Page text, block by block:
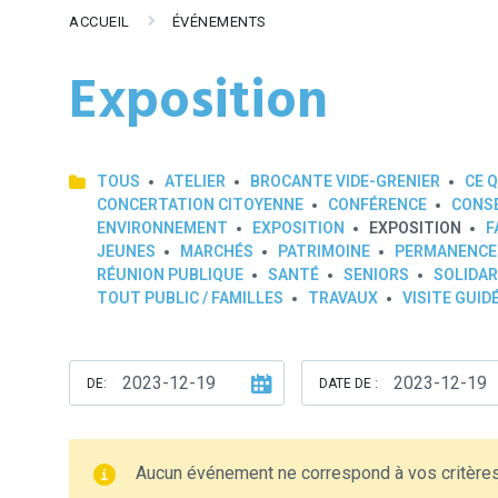
ACCUEIL ÉVÉNEMENTS
Exposition
TOUS ATELIER BROCANTE VIDE-GRENIER CE
CONCERTATION CITOYENNE
CONFÉRENCE
ENVIRONNEMENT
EXPOSITION EXPOSITION
JEUNES
MARCHÉS PATRIMOINE
RÉUNION PUBLIQUE
SANTÉ SENIORS
TOUT PUBLIC / FAMILLES
TRAVAUX VISITE
DE: DATE DE :
Aucun événement ne correspond à vos